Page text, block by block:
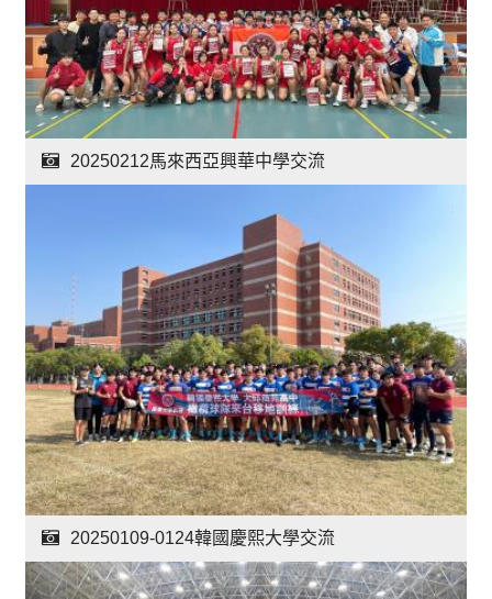
20250212馬來西亞興華中學交流
20250109-0124韓國慶熙大學交流